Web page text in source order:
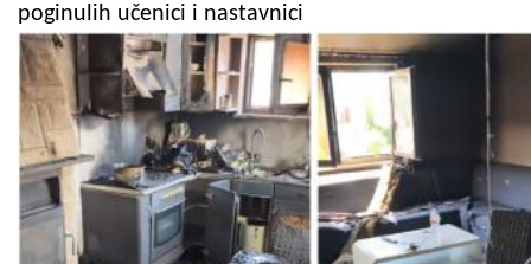
poginulih učenici i nastavnici